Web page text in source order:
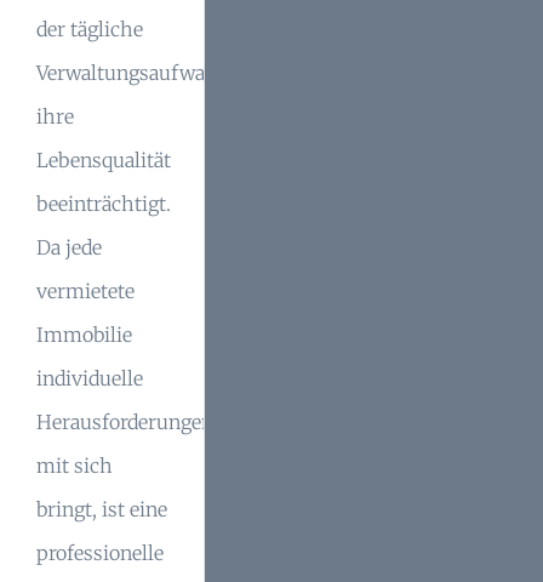
der tägliche
Verwaltungsaufwand
ihre
Lebensqualität
beeinträchtigt.
Da jede
vermietete
Immobilie
individuelle
Herausforderungen
mit sich
bringt, ist eine
professionelle